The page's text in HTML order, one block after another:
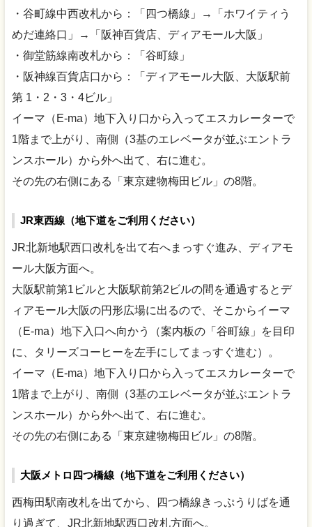
・谷町線中西改札から：「四つ橋線」→「ホワイティう
めだ連絡口」→「阪神百貨店、ディアモール大阪」
・御堂筋線南改札から：「谷町線」
・阪神線百貨店口から：「ディアモール大阪、大阪駅前
第 1・2・3・4ビル」
イーマ（E-ma）地下入り口から入ってエスカレーターで
1階まで上がり、南側（3基のエレベータが並ぶエントラ
ンスホール）から外へ出て、右に進む。
その先の右側にある「東京建物梅田ビル」の8階。
JR東西線（地下道をご利用ください）
JR北新地駅西口改札を出て右へまっすぐ進み、ディアモ
ール大阪方面へ。
大阪駅前第1ビルと大阪駅前第2ビルの間を通過するとデ
ィアモール大阪の円形広場に出るので、そこからイーマ
（E-ma）地下入口へ向かう（案内板の「谷町線」を目印
に、タリーズコーヒーを左手にしてまっすぐ進む）。
イーマ（E-ma）地下入り口から入ってエスカレーターで
1階まで上がり、南側（3基のエレベータが並ぶエントラ
ンスホール）から外へ出て、右に進む。
その先の右側にある「東京建物梅田ビル」の8階。
大阪メトロ四つ橋線（地下道をご利用ください）
西梅田駅南改札を出てから、四つ橋線きっぷうりばを通
り過ぎて、JR北新地駅西口改札方面へ。